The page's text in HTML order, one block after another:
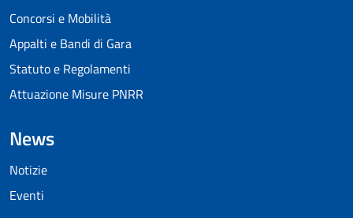
Concorsi e Mobilità
Appalti e Bandi di Gara
Statuto e Regolamenti
Attuazione Misure PNRR
News
Notizie
Eventi